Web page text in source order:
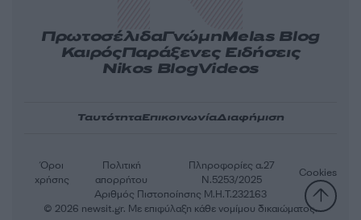
ΠρωτοσέλιδαΓνώμηMelas Blog
ΚαιρόςΠαράξενες Ειδήσεις
Nikos BlogVideos
ΤαυτότηταΕπικοινωνίαΔιαφήμιση
Αριθμός Πιστοποίησης Μ.Η.Τ.232163
Όροι
χρήσης
Πολιτική
απορρήτου
Πληροφορίες α.27
Ν.5253/2025
Cookies
© 2026 newsit.gr. Με επιφύλαξη κάθε νομίμου δικαιώματος.